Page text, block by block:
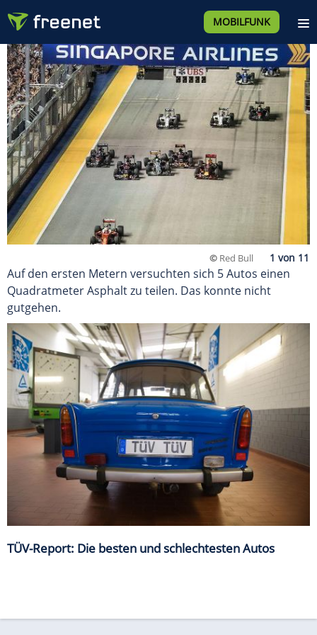
MOBILFUNK
© Red Bull
Auf den ersten Metern versuchten sich 5 Autos einen
Quadratmeter Asphalt zu teilen. Das konnte nicht
gutgehen.
TÜV-Report: Die besten und schlechtesten Autos